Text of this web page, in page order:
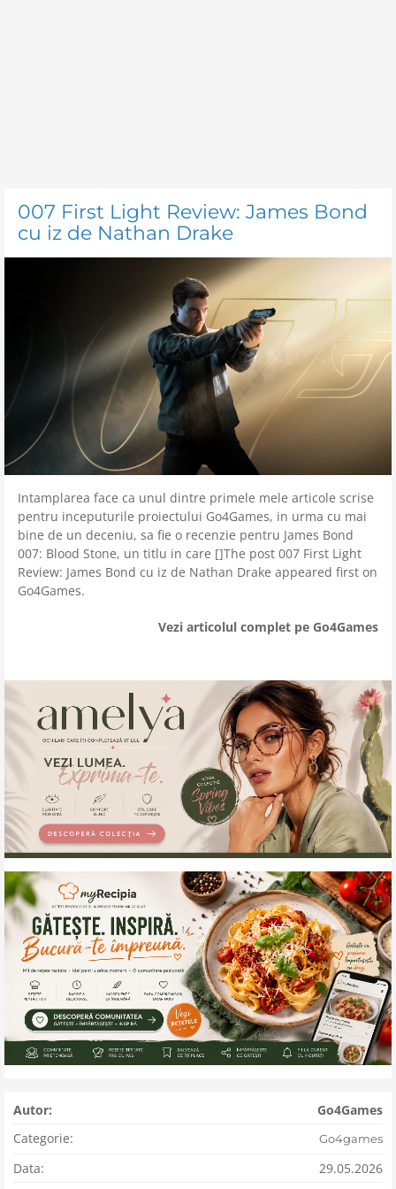
007 First Light Review: James Bond
cu iz de Nathan Drake
Intamplarea face ca unul dintre primele mele articole scrise
pentru inceputurile proiectului Go4Games, in urma cu mai
bine de un deceniu, sa fie o recenzie pentru James Bond
007: Blood Stone, un titlu in care []The post 007 First Light
Review: James Bond cu iz de Nathan Drake appeared first on
Go4Games.
Vezi articolul complet pe Go4Games
Autor:
Go4Games
Categorie:
Go4games
Data:
29.05.2026